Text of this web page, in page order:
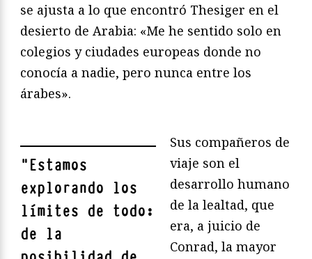
se ajusta a lo que encontró Thesiger en el
desierto de Arabia: «Me he sentido solo en
colegios y ciudades europeas donde no
conocía a nadie, pero nunca entre los
árabes».
"Estamos
explorando los
límites de todo:
de la
Sus compañeros de
viaje son el
desarrollo humano
de la lealtad, que
era, a juicio de
Conrad, la mayor